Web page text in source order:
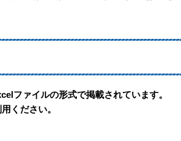
ファイルの形式で掲載されています。
ください。